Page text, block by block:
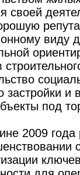
своей
виду
застройки
под
2009